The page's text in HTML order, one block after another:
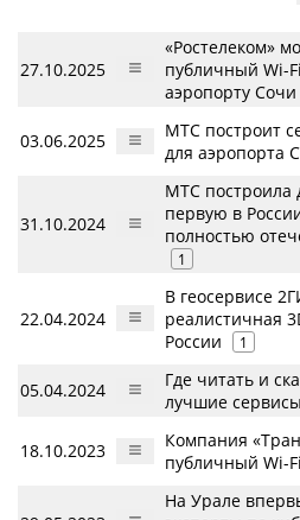
27.10.2025
«Ростелеком»
публичный Wi-
аэропорту Сочи
03.06.2025
МТС построит
для аэропорта
31.10.2024
МТС построила
первую в
полностью
1
22.04.2024
В геосервисе
реалистичная
России
1
05.04.2024
Где читать и
лучшие сервисы
18.10.2023
Компания
публичный Wi-
На Урале